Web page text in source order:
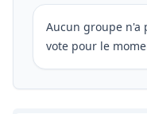
Aucun groupe n'a
vote pour le